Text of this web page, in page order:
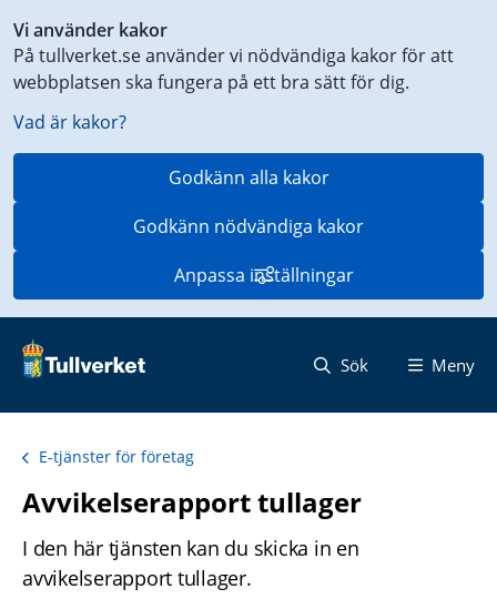
Vi använder kakor
På tullverket.se använder vi nödvändiga kakor för att
webbplatsen ska fungera på ett bra sätt för dig.
Vad är kakor?
Godkänn alla kakor
Godkänn nödvändiga kakor
Anpassa inställningar
till
innehåll
på
aktuell
Sök Meny
E-tjänster för företag
Avvikelserapport tullager
I den här tjänsten kan du skicka in en
avvikelserapport tullager.